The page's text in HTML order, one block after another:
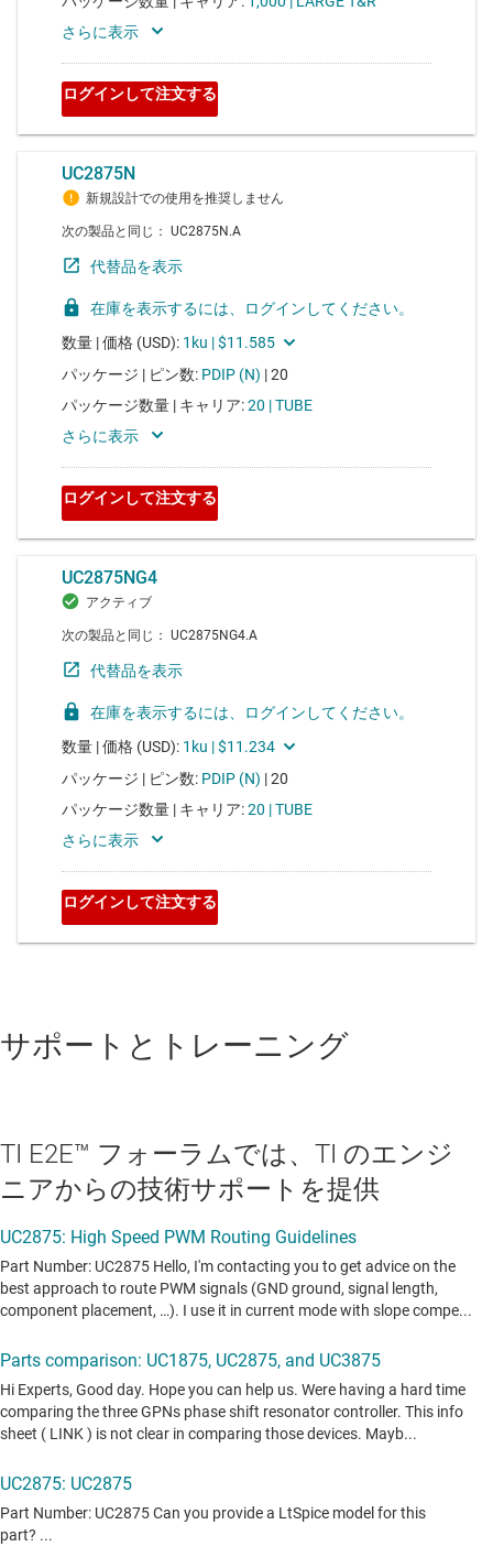
サポートとトレーニング
TI E2E™ フォーラムでは、TI のエンジ
ニアからの技術サポートを提供